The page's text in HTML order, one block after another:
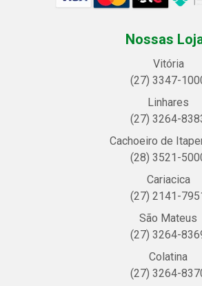
Nossas
Vitória
(27) 3347-
Linhares
(27) 3264-
Cachoeiro de
(28) 3521-
Cariacica
(27) 2141-
São Mateus
(27) 3264-
Colatina
(27) 3264-